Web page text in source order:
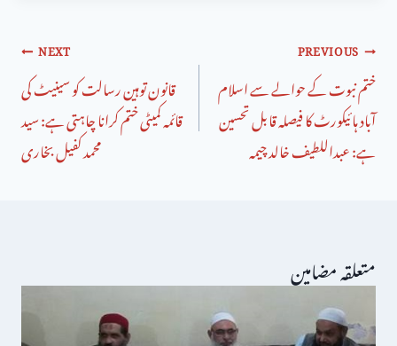
PREVIOUS
ختم نبوت کے حوالے سے اسلام
آباد ہائیکورٹ کا فیصلہ قابل تحسین
ہے: عبداللطیف خالد چیمہ
NEXT
قانون توہین رسالت کو سینیٹ کی
قائمہ کمیٹی ختم کرانا چاہتی ہے: سید
محمد کفیل بخاری
متعلقہ مضامین